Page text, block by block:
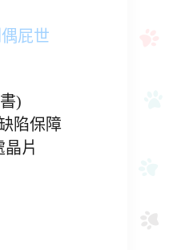
偶屁世
)
陷保障
片